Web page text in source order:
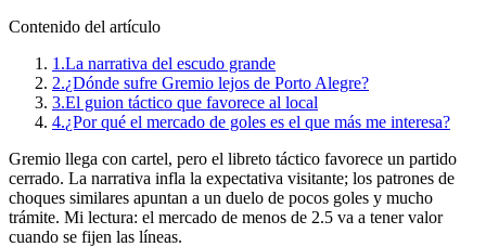
Contenido del artículo
1.La narrativa del escudo grande
2.¿Dónde sufre Gremio lejos de Porto Alegre?
3.El guion táctico que favorece al local
4.¿Por qué el mercado de goles es el que más me interesa?
Gremio llega con cartel, pero el libreto táctico favorece un partido
cerrado. La narrativa infla la expectativa visitante; los patrones de
choques similares apuntan a un duelo de pocos goles y mucho
trámite. Mi lectura: el mercado de menos de 2.5 va a tener valor
cuando se fijen las líneas.